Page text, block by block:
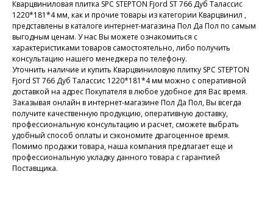
Кварцвиниловая плитка SPC STEPTON Fjord ST 766 Дуб Талассис
1220*181*4 мм, как и прочие товары из категории Кварцвинил ,
представлены в каталоге интернет-магазина Пол Да Пол по самым
выгодным ценам. У нас Вы можете ознакомиться с
характеристиками товаров самостоятельно, либо получить
консультацию нашего менеджера по телефону.
Уточнить наличие и купить Кварцвиниловую плитку SPC STEPTON
Fjord ST 766 Дуб Талассис 1220*181*4 мм можно с оперативной
доставкой на адрес Покупателя в любое удобное для Вас время.
Заказывая онлайн в интернет-магазине Пол Да Пол, Вы всегда
получите качественную продукцию, оперативную доставку,
профессиональную консультацию и расчет, сможете выбрать
удобный способ оплаты и сэкономите драгоценное время.
Помимо продажи товара, наша компания предлагает еще и
профессиональную укладку данного товара с гарантией
Поставщика.